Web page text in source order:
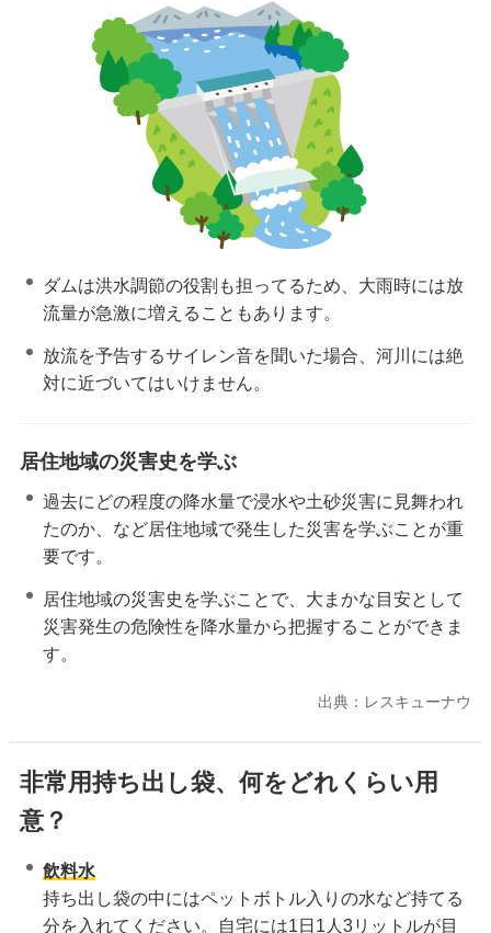
ダムは洪水調節の役割も担ってるため、大雨時には放
流量が急激に増えることもあります。
放流を予告するサイレン音を聞いた場合、河川には絶
対に近づいてはいけません。
居住地域の災害史を学ぶ
過去にどの程度の降水量で浸水や土砂災害に見舞われ
たのか、など居住地域で発生した災害を学ぶことが重
要です。
居住地域の災害史を学ぶことで、大まかな目安として
災害発生の危険性を降水量から把握することができま
す。
出典：レスキューナウ
非常用持ち出し袋、何をどれくらい用
意？
飲料水
持ち出し袋の中にはペットボトル入りの水など持てる
分を入れてください。自宅には1日1人3リットルが目